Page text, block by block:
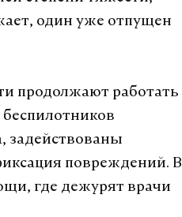
один уже отпущен
продолжают работать
задействованы
повреждений. В
где дежурят врачи